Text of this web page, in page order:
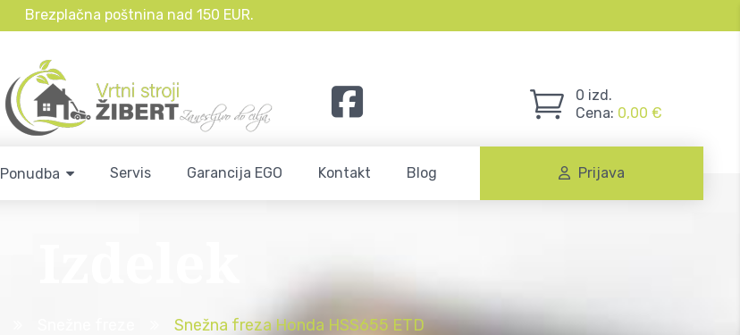
Brezplačna poštnina nad 150 EUR.
0 izd.
Cena: 0,00 €
Ponudba Servis Garancija EGO Kontakt Blog Prijava
Snežna freza Honda HSS655 ETD